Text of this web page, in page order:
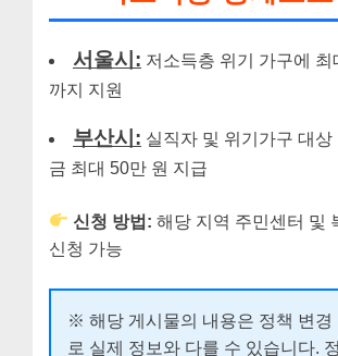
서울시: 저소득층 위기 가구에 최
까지 지원
부산시: 실직자 및 위기가구 대상
금 최대 50만 원 지급
신청 방법: 해당 지역 주민센터 및
신청 가능
※ 해당 게시물의 내용은 정책 변경
로 실제 정보와 다를 수 있습니다.